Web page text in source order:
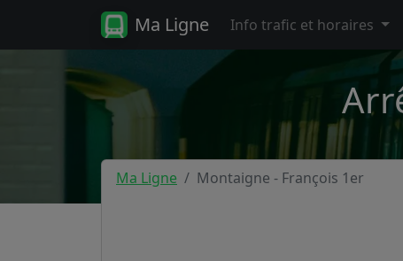
Ma Ligne Info trafic et horaires
Ma Ligne Montaigne - François 1er